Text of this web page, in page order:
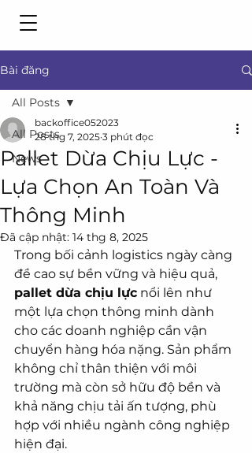
Bài đăng
All Posts
News
All Posts
Pallet Dừa Chịu Lực -
Lựa Chọn An Toàn Và
Thông Minh
backoffice052023
28 thg 7, 2025 3 phút đọc
Đã cập nhật: 14 thg 8, 2025
Trong bối cảnh logistics ngày càng
đề cao sự bền vững và hiệu quả,
pallet dừa chịu lực nổi lên như
một lựa chọn thông minh dành
cho các doanh nghiệp cần vận
chuyển hàng hóa nặng. Sản phẩm
không chỉ thân thiện với môi
trường mà còn sở hữu độ bền và
khả năng chịu tải ấn tượng, phù
hợp với nhiều ngành công nghiệp
hiện đại.